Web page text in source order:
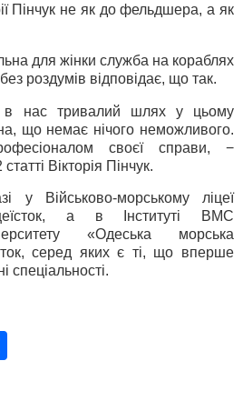
Пінчук не як до фельдшера, а як
для жінки служба на кораблях
роздумів відповідає, що так.
нас тривалий шлях у цьому
що немає нічого неможливого.
своєї справи, −
Вікторія Пінчук.
у Військово-морському ліцеї
а в Інституті ВМС
«Одеська морська
серед яких є ті, що вперше
спеціальності.